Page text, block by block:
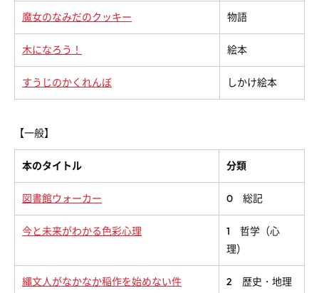
魔女のなみだのクッキー 物語
木になろう！ 絵本
すうじのかくれんぼ しかけ絵本
【一般】
本のタイトル 分類
図書館ウォーカー 0 総記
今と未来がわかる色彩心理
1 哲学（心
理）
縄文人がなかなか稲作を始めない件 2 歴史・地理